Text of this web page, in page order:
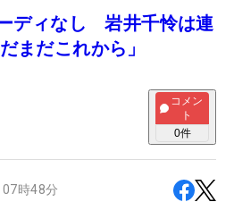
ディなし 岩井千怜は連
まだこれから」
コメン
ト
0件
時48分